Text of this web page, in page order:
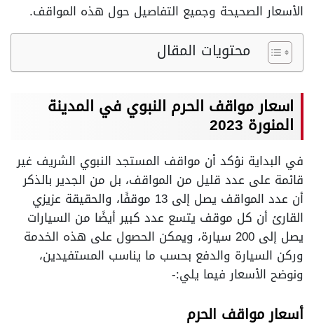
الأسعار الصحيحة وجميع التفاصيل حول هذه المواقف.
محتويات المقال
اسعار مواقف الحرم النبوي في المدينة
المنورة 2023
في البداية نؤكد أن مواقف المستجد النبوي الشريف غير
قائمة على عدد قليل من المواقف، بل من الجدير بالذكر
أن عدد المواقف يصل إلى 13 موقفًا، والحقيقة عزيزي
القارئ أن كل موقف يتسع عدد كبير أيضًا من السيارات
يصل إلى 200 سيارة، ويمكن الحصول على هذه الخدمة
وركن السيارة والدفع بحسب ما يناسب المستفيدين،
ونوضح الأسعار فيما يلي:-
أسعار مواقف الحرم